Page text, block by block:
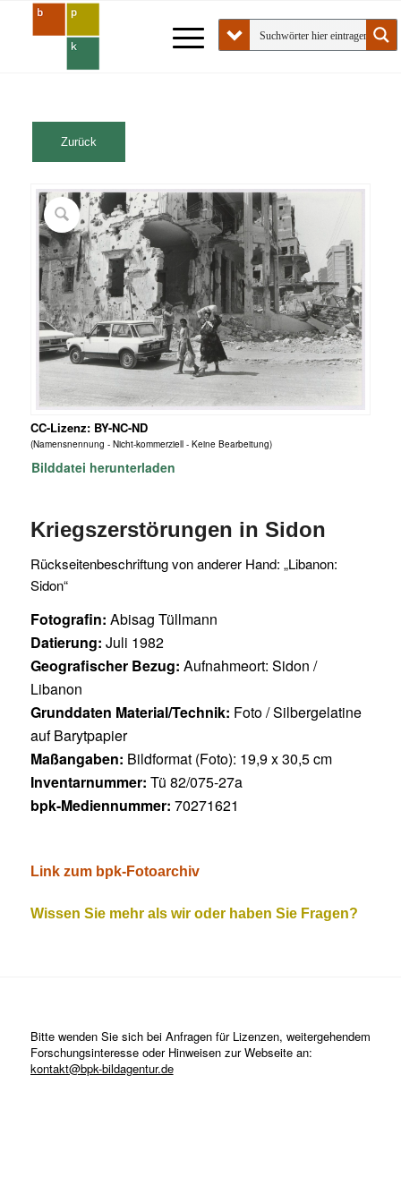
CC-Lizenz: BY-NC-ND
(Namensnennung - Nicht-kommerziell - Keine Bearbeitung)
Bilddatei herunterladen
Kriegszerstörungen in Sidon
Rückseitenbeschriftung von anderer Hand: „Libanon:
Sidon“
Fotografin: Abisag Tüllmann
Datierung: Juli 1982
Geografischer Bezug: Aufnahmeort: Sidon /
Libanon
Grunddaten Material/Technik: Foto / Silbergelatine
auf Barytpapier
Maßangaben: Bildformat (Foto): 19,9 x 30,5 cm
Inventarnummer: Tü 82/075-27a
bpk-Mediennummer: 70271621
Link zum bpk-Fotoarchiv
Wissen Sie mehr als wir oder haben Sie Fragen?
Bitte wenden Sie sich bei Anfragen für Lizenzen, weitergehendem
Forschungsinteresse oder Hinweisen zur Webseite an:
kontakt@bpk-bildagentur.de